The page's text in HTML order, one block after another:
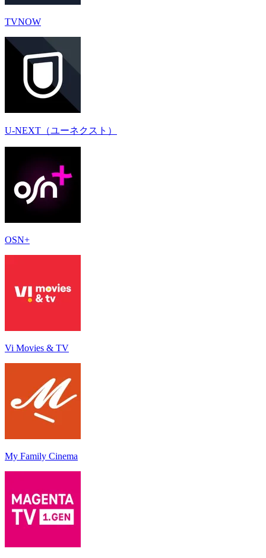
TVNOW
U-NEXT（ユーネクスト）
OSN+
Vi Movies & TV
My Family Cinema